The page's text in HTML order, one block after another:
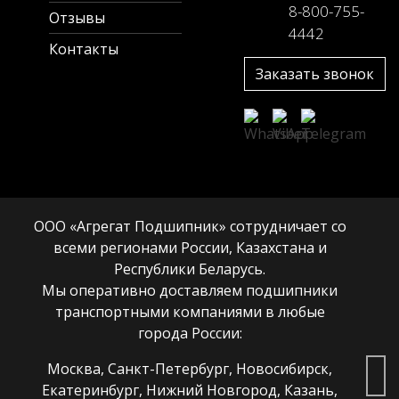
Отзывы
Контакты
8-800-755-
4442
Заказать звонок
ООО «Агрегат Подшипник» сотрудничает со
всеми регионами России, Казахстана и
Республики Беларусь.
Мы оперативно доставляем подшипники
транспортными компаниями в любые
города России:
Москва, Санкт-Петербург, Новосибирск,
Екатеринбург, Нижний Новгород, Казань,